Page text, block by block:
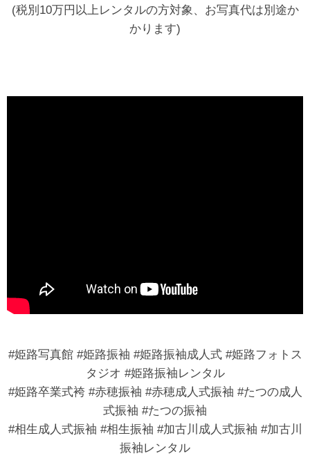
(税別10万円以上レンタルの方対象、お写真代は別途か
かります)
#姫路写真館 #姫路振袖 #姫路振袖成人式 #姫路フォトス
タジオ #姫路振袖レンタル
#姫路卒業式袴 #赤穂振袖 #赤穂成人式振袖 #たつの成人
式振袖 #たつの振袖
#相生成人式振袖 #相生振袖 #加古川成人式振袖 #加古川
振袖レンタル